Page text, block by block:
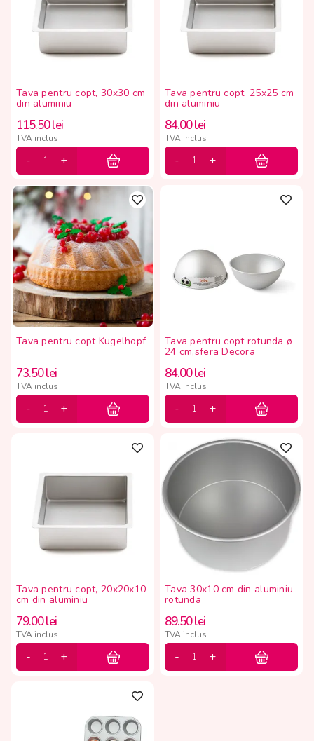
Tava pentru copt, 30x30 cm
din aluminiu
115.50lei
TVA inclus
Tava pentru copt, 25x25 cm
din aluminiu
84.00lei
TVA inclus
Tava pentru copt Kugelhopf
73.50lei
TVA inclus
Tava pentru copt rotunda ø
24 cm,sfera Decora
84.00lei
TVA inclus
Tava pentru copt, 20x20x10
cm din aluminiu
79.00lei
TVA inclus
Tava 30x10 cm din aluminiu
rotunda
89.50lei
TVA inclus